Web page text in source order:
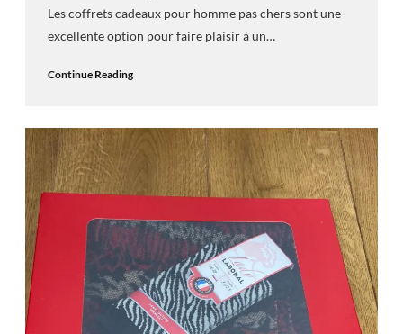
Les coffrets cadeaux pour homme pas chers sont une
excellente option pour faire plaisir à un…
Continue Reading